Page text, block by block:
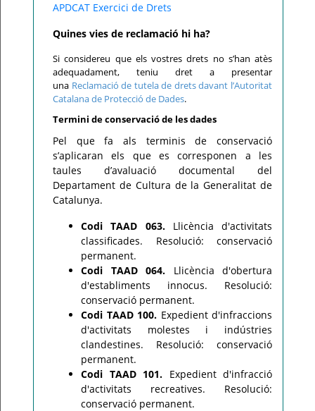
APDCAT Exercici de Drets
Quines vies de reclamació hi ha?
Si considereu que els vostres drets no s’han atès
adequadament, teniu dret a presentar
una Reclamació de tutela de drets davant l’Autoritat
Catalana de Protecció de Dades.
Termini de conservació de les dades
Pel que fa als terminis de conservació
s’aplicaran els que es corresponen a les
taules d’avaluació documental del
Departament de Cultura de la Generalitat de
Catalunya.
Codi TAAD 063.Llicència d'activitats
classificades. Resolució: conservació
permanent.
Codi TAAD 064. Llicència d'obertura
d'establiments innocus. Resolució:
conservació permanent.
Codi TAAD 100. Expedient d'infraccions
d'activitats molestes i indústries
clandestines. Resolució: conservació
permanent.
Codi TAAD 101. Expedient d'infracció
d'activitats recreatives. Resolució:
conservació permanent.